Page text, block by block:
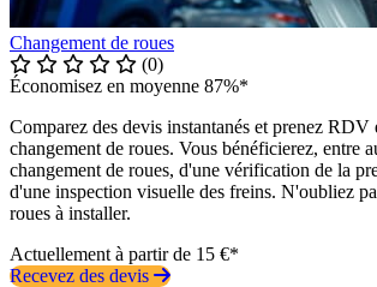
Changement de roues
(0)
Économisez en moyenne 87%*
Comparez des devis instantanés et prenez RDV
changement de roues. Vous bénéficierez, entre
changement de roues, d'une vérification de la
d'une inspection visuelle des freins. N'oubliez
roues à installer.
Actuellement à partir de 15 €*
Recevez des devis